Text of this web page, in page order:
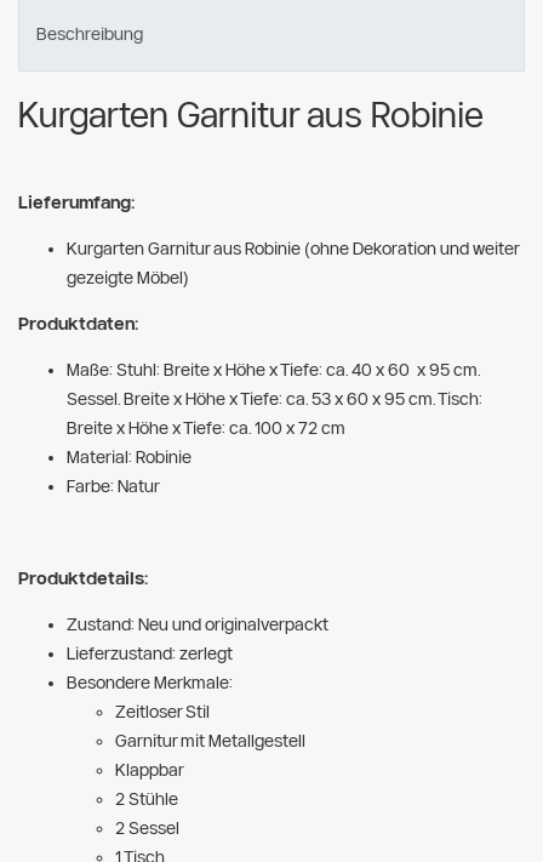
Beschreibung
Kurgarten Garnitur aus Robinie
Lieferumfang:
Kurgarten Garnitur aus Robinie (ohne Dekoration und weiter
gezeigte Möbel)
Produktdaten:
Maße: Stuhl: Breite x Höhe x Tiefe: ca. 40 x 60 x 95 cm.
Sessel. Breite x Höhe x Tiefe: ca. 53 x 60 x 95 cm. Tisch:
Breite x Höhe x Tiefe: ca. 100 x 72 cm
Material: Robinie
Farbe: Natur
Produktdetails:
Zustand: Neu und originalverpackt
Lieferzustand: zerlegt
Besondere Merkmale:
Zeitloser Stil
Garnitur mit Metallgestell
Klappbar
2 Stühle
2 Sessel
1 Tisch